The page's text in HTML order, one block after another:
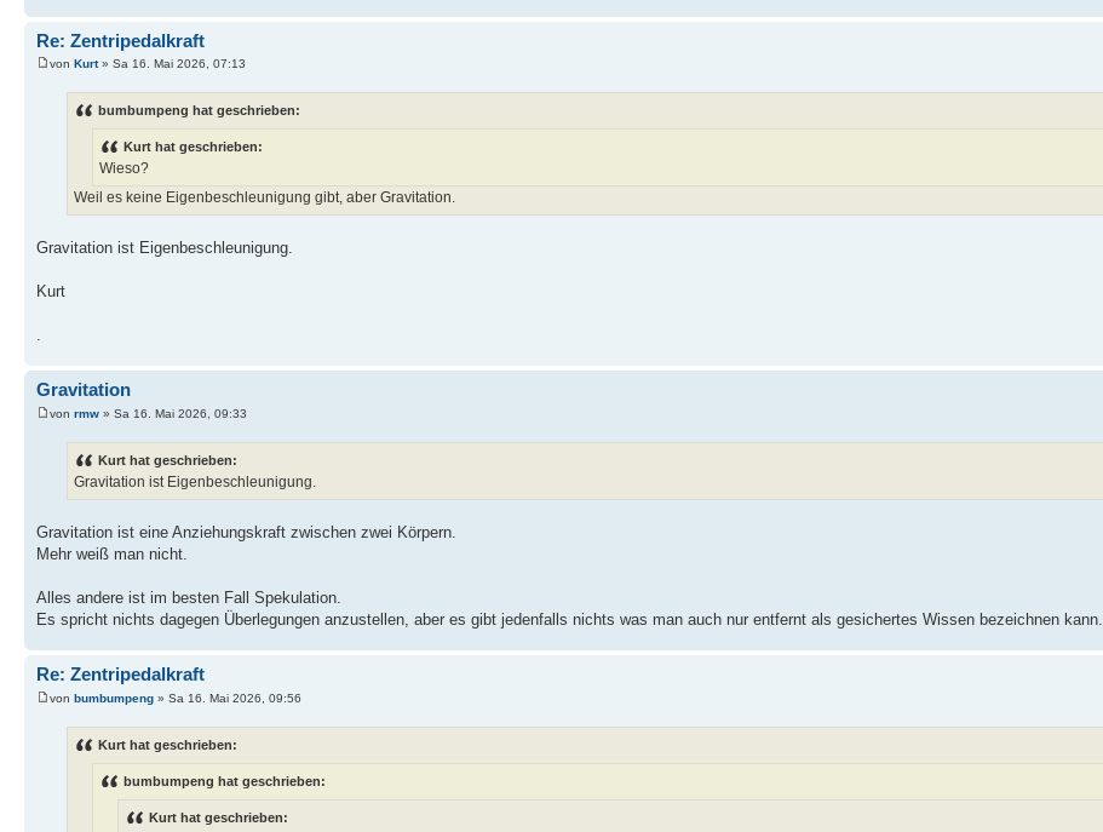
Re: Zentripedalkraft
von Kurt» Sa 16. Mai 2026, 07:13
bumbumpeng hat geschrieben:
Kurt hat geschrieben:
Wieso?
Weil es keine Eigenbeschleunigung gibt, aber Gravitation.
Gravitation ist Eigenbeschleunigung.
Kurt
.
Gravitation
von rmw » Sa 16. Mai 2026, 09:33
Kurt hat geschrieben:
Gravitation ist Eigenbeschleunigung.
Gravitation ist eine Anziehungskraft zwischen zwei Körpern.
Mehr weiß man nicht.
Alles andere ist im besten Fall Spekulation.
Es spricht nichts dagegen Überlegungen anzustellen, aber es gibt jedenfalls nichts was man auch nur entfernt als gesichertes Wissen bezeichnen kann.
Re: Zentripedalkraft
von bumbumpeng » Sa 16. Mai 2026, 09:56
Kurt hat geschrieben:
bumbumpeng hat geschrieben:
Kurt hat geschrieben: